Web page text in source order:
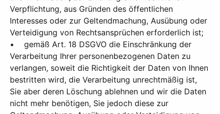
Verpflichtung, aus Gründen des öffentlichen
Interesses oder zur Geltendmachung, Ausübung oder
Verteidigung von Rechtsansprüchen erforderlich ist;
• gemäß Art. 18 DSGVO die Einschränkung der
Verarbeitung Ihrer personenbezogenen Daten zu
verlangen, soweit die Richtigkeit der Daten von Ihnen
bestritten wird, die Verarbeitung unrechtmäßig ist,
Sie aber deren Löschung ablehnen und wir die Daten
nicht mehr benötigen, Sie jedoch diese zur